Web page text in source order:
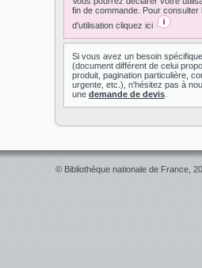
fin de commande. Pour consulter
d'utilisation cliquez ici
Si vous avez un besoin spécifique
(document différent de celui
produit, pagination particulière,
urgente, etc.), n'hésitez pas à
une demande de devis
© Bibliothèque nationale de France,